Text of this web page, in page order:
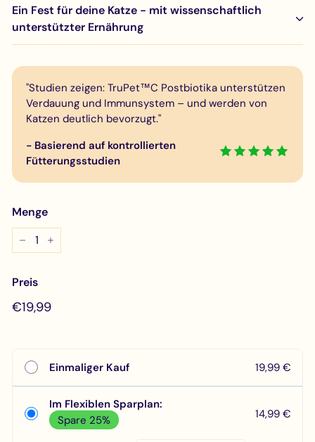
Ein Fest für deine Katze - mit wissenschaftlich
unterstützter Ernährung
"Studien zeigen: TruPet™C Postbiotika unterstützen
Verdauung und Immunsystem – und werden von
Katzen deutlich bevorzugt."
- Basierend auf kontrollierten
Fütterungsstudien
Menge
+
Preis
Normaler
€19,99€19,99
Einmaliger Kauf 19,99 €
Im Flexiblen Sparplan:
Spare 25%
14,99 €